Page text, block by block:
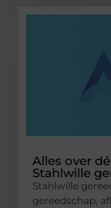
Alles over
Stahlwille
Stahlwille
gereedschap,